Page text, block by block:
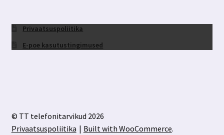
Privaatsuspoliitika
E-poe kasutustingimused
© TT telefonitarvikud 2026
Privaatsuspoliitika
Built with WooCommerce.